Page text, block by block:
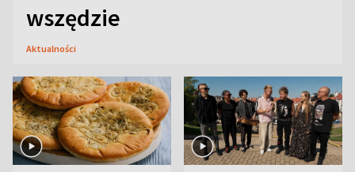
wszędzie
Aktualności